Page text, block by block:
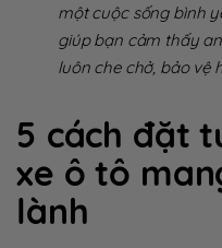
một cuộc sống bình
giúp bạn cảm thấy
luôn che chở, bảo vệ
5 cách đặt
xe ô tô
lành